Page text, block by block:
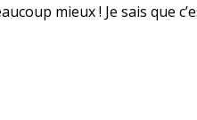
mieux ! Je sais que